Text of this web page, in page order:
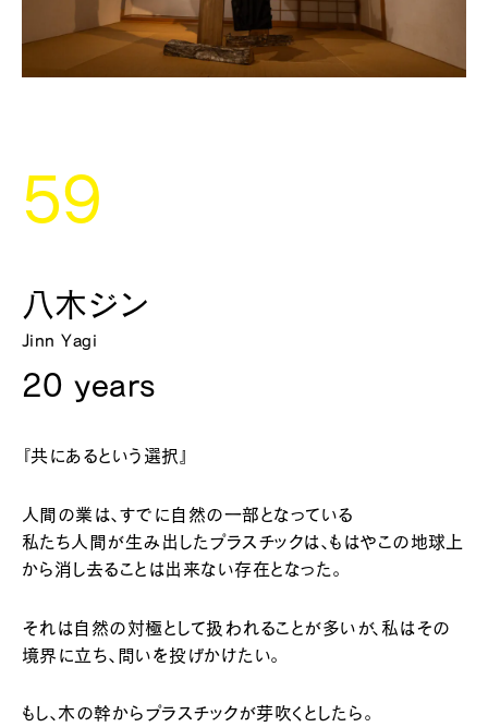
59
八木ジン
Jinn Yagi
20 years
『共にあるという選択』
人間の業は、すでに自然の一部となっている
私たち人間が生み出したプラスチックは、もはやこの地球上
から消し去ることは出来ない存在となった。
それは自然の対極として扱われることが多いが、私はその
境界に立ち、問いを投げかけたい。
もし、木の幹からプラスチックが芽吹くとしたら。